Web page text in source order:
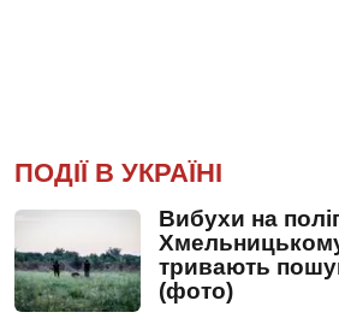
ПОДІЇ В УКРАЇНІ
Вибухи на
тривають
(фото)